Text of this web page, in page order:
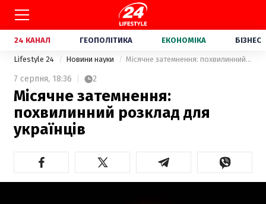
24 КАНАЛ ГЕОПОЛІТИКА ЕКОНОМІКА БІЗНЕС
Lifestyle 24 Новини науки Місячне затемнення: похвилинний розклад для українців
7 серпня, 18:36 2
Місячне затемнення:
похвилинний розклад для
українців